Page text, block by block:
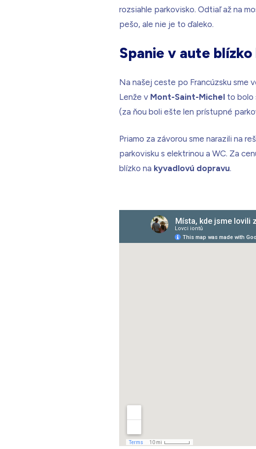
rozsiahle parkovisko. Odtiaľ až na
pešo, ale nie je to ďaleko.
Spanie v aute
Na našej ceste po Francúzsku sme
Lenže v Mont-Saint-Michel to bolo
(za ňou boli ešte len prístupné
Priamo za závorou ​​sme narazili na
parkovisku s elektrinou a WC. Za
blízko na kyvadlovú dopravu.